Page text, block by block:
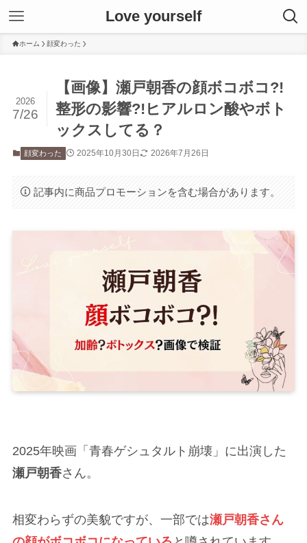
Love yourself
ホーム 顔変わった
【画像】瀬戸朝香の顔ボコボコ?!
整形の影響?!ヒアルロン酸やボト
ックスしてる？
2026
7/26
顔変わった 2025年10月30日 2026年7月26日
記事内に商品プロモーションを含む場合があります。
2025年映画「青春ゲシュタルト崩壊」に出演した
瀬戸朝香さん。
相変わらずの美貌ですが、一部では瀬戸朝香さん